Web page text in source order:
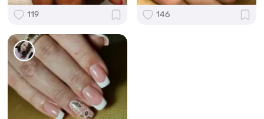
119 146